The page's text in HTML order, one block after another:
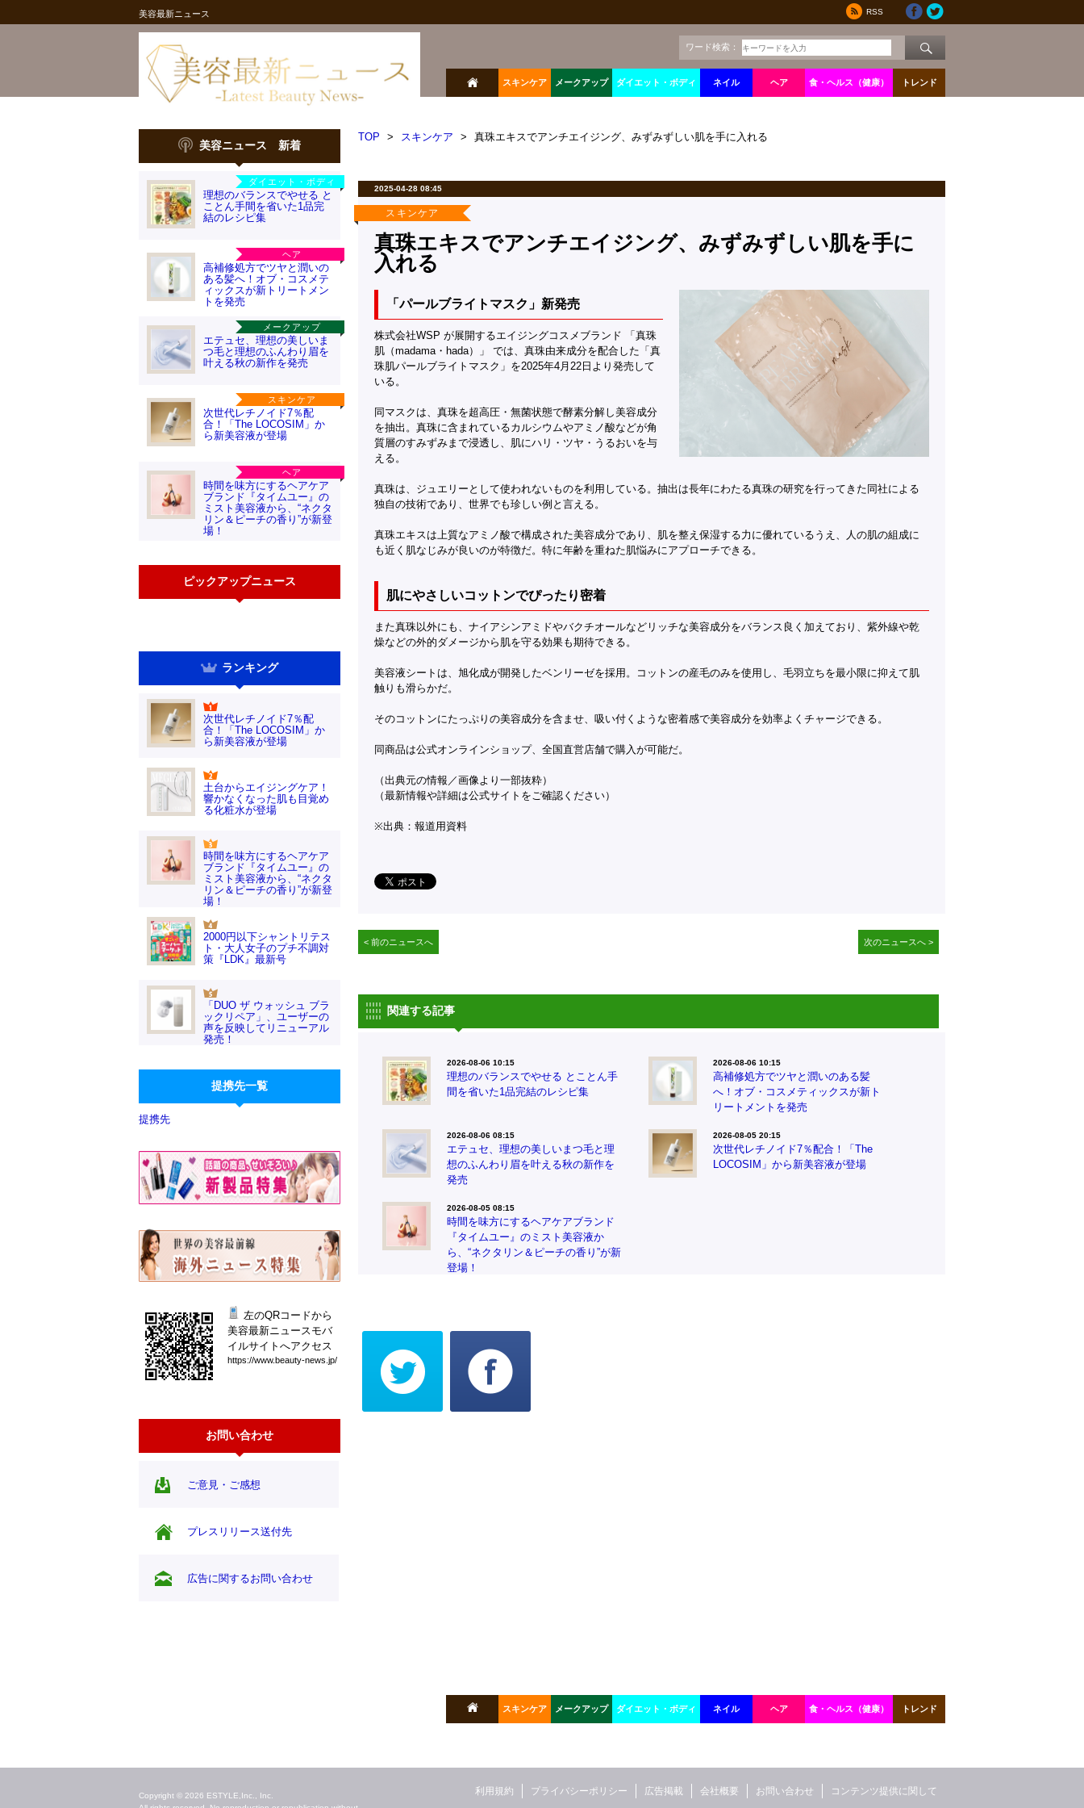
美容最新ニュース RSS
ワード検索：
スキンケア メークアップ ダイエット・ボディ ネイル ヘア 食・ヘルス（健康） トレンド
美容ニュース 新着
ダイエット・ボディ
理想のバランスでやせる と
ことん手間を省いた1品完
結のレシピ集
ヘア
高補修処方でツヤと潤いの
ある髪へ！オブ・コスメテ
ィックスが新トリートメン
トを発売
メークアップ
エテュセ、理想の美しいま
つ毛と理想のふんわり眉を
叶える秋の新作を発売
スキンケア
次世代レチノイド7％配
合！「The LOCOSIM」か
ら新美容液が登場
ヘア
時間を味方にするヘアケア
ブランド『タイムユー』の
ミスト美容液から、“ネクタ
リン＆ピーチの香り”が新登
場！
ピックアップニュース
ランキング
次世代レチノイド7％配
合！「The LOCOSIM」か
ら新美容液が登場
土台からエイジングケア！
響かなくなった肌も目覚め
る化粧水が登場
時間を味方にするヘアケア
ブランド『タイムユー』の
ミスト美容液から、“ネクタ
リン＆ピーチの香り”が新登
場！
2000円以下シャントリテス
ト・大人女子のプチ不調対
策『LDK』最新号
「DUO ザ ウォッシュ ブラ
ックリペア」、ユーザーの
声を反映してリニューアル
発売！
提携先一覧
提携先
左のQRコードから
美容最新ニュースモバ
イルサイトへアクセス
https://www.beauty-news. jp/
お問い合わせ
ご意見・ご感想
プレスリリース送付先
広告に関するお問い合わせ
TOP > スキンケア > 真珠エキスでアンチエイジング、みずみずしい肌を手に入れる
2025-04-28 08:45
スキンケア
真珠エキスでアンチエイジング、みずみずしい肌を手に
入れる
「パールブライトマスク」新発売
株式会社WSP が展開するエイジングコスメブランド 「真珠
肌（madama・hada）」 では、真珠由来成分を配合した「真
珠肌パールブライトマスク」を2025年4月22日より発売して
いる。
同マスクは、真珠を超高圧・無菌状態で酵素分解し美容成分
を抽出。真珠に含まれているカルシウムやアミノ酸などが角
質層のすみずみまで浸透し、肌にハリ・ツヤ・うるおいを与
える。
真珠は、ジュエリーとして使われないものを利用している。抽出は長年にわたる真珠の研究を行ってきた同社による
独自の技術であり、世界でも珍しい例と言える。
真珠エキスは上質なアミノ酸で構成された美容成分であり、肌を整え保湿する力に優れているうえ、人の肌の組成に
も近く肌なじみが良いのが特徴だ。特に年齢を重ねた肌悩みにアプローチできる。
肌にやさしいコットンでぴったり密着
また真珠以外にも、ナイアシンアミドやバクチオールなどリッチな美容成分をバランス良く加えており、紫外線や乾
燥などの外的ダメージから肌を守る効果も期待できる。
美容液シートは、旭化成が開発したベンリーゼを採用。コットンの産毛のみを使用し、毛羽立ちを最小限に抑えて肌
触りも滑らかだ。
そのコットンにたっぷりの美容成分を含ませ、吸い付くような密着感で美容成分を効率よくチャージできる。
同商品は公式オンラインショップ、全国直営店舗で購入が可能だ。
（出典元の情報／画像より一部抜粋）
（最新情報や詳細は公式サイトをご確認ください）
※出典：報道用資料
< 前のニュースへ 次のニュースへ >
関連する記事
2026-08-06 10:15
理想のバランスでやせる とことん手
間を省いた1品完結のレシピ集
2026-08-06 10:15
高補修処方でツヤと潤いのある髪
へ！オブ・コスメティックスが新ト
リートメントを発売
2026-08-06 08:15
エテュセ、理想の美しいまつ毛と理
想のふんわり眉を叶える秋の新作を
発売
2026-08-05 20:15
次世代レチノイド7％配合！「The
LOCOSIM」から新美容液が登場
2026-08-05 08:15
時間を味方にするヘアケアブランド
『タイムユー』のミスト美容液か
ら、“ネクタリン＆ピーチの香り”が新
登場！
スキンケア メークアップ ダイエット・ボディ ネイル ヘア 食・ヘルス（健康） トレンド
Copyright © 2026 ESTYLE,Inc., Inc.
コンテンツ提供に関して
お問い合わせ
会社概要
広告掲載
プライバシーポリシー
利用規約